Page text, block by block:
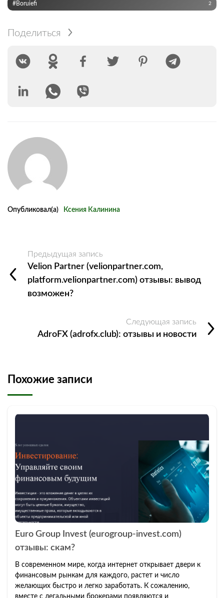
#Boruiefi 2
Поделиться
Опубликовал(а) Ксения Калинина
Предыдущая запись
Velion Partner (velionpartner.com,
platform.velionpartner.com) отзывы: вывод
возможен?
Следующая запись
AdroFX (adrofx.club): отзывы и новости
Похожие записи
Euro Group Invest (eurogroup-invest.com)
отзывы: скам?
В современном мире, когда интернет открывает двери к
финансовым рынкам для каждого, растет и число
желающих быстро и легко заработать. К сожалению,